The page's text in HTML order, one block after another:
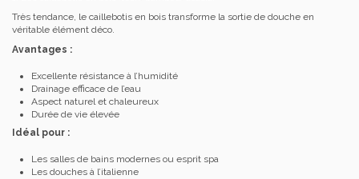
Très tendance, le caillebotis en bois transforme la sortie de douche en
véritable élément déco.
Avantages :
Excellente résistance à l’humidité
Drainage efficace de l’eau
Aspect naturel et chaleureux
Durée de vie élevée
Idéal pour :
Les salles de bains modernes ou esprit spa
Les douches à l’italienne